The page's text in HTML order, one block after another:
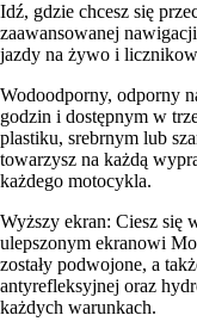
Idź, gdzie chcesz się
zaawansowanej
jazdy na żywo i
Wodoodporny, odporny
godzin i dostępnym w
plastiku, srebrnym lub
towarzysz na każdą
każdego motocykla.
Wyższy ekran: Ciesz się
ulepszonym ekranowi
zostały podwojone, a
antyrefleksyjnej oraz
każdych warunkach.